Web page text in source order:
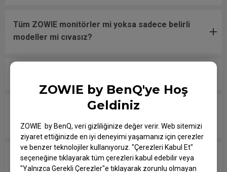
ZOWIE by BenQ'ye Hoş
Geldiniz
ZOWIE by BenQ, veri gizliliğinize değer verir. Web sitemizi
ziyaret ettiğinizde en iyi deneyimi yaşamanız için çerezler
ve benzer teknolojiler kullanıyoruz. "Çerezleri Kabul Et"
seçeneğine tıklayarak tüm çerezleri kabul edebilir veya
"Yalnızca Gerekli Çerezler"e tıklayarak zorunlu olmayan
Tüm ZOWIE monitörler mi yoksa sadece belirli
modeller mi cıvasız?
Hangi modeller PS5 ve Xbox Series X/S için
Değişken Yenileme Hızı (VRR) ile uyumludur?
Monitörüm NVIDIA G-Sync Compatible destekliyor
mu?